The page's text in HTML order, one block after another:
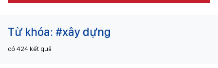
Từ khóa: #xây dựng
có 424 kết quả